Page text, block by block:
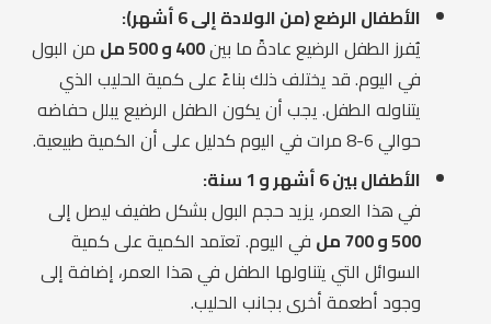
الأطفال الرضع (من الولادة إلى 6 أشهر):
يُفرز الطفل الرضيع عادةً ما بين400 و 500 مل
من البول
في اليوم. قد يختلف ذلك بناءً على كمية الحليب الذي
يتناوله الطفل. يجب أن يكون الطفل الرضيع يبلل حفاضه
حوالي 6-8 مرات في اليوم كدليل على أن الكمية طبيعية.
الأطفال بين 6 أشهر و 1 سنة:
في هذا العمر، يزيد حجم البول بشكل طفيف ليصل إلى
500 و 700 مل
في اليوم. تعتمد الكمية على كمية
السوائل التي يتناولها الطفل في هذا العمر، إضافة إلى
وجود أطعمة أخرى بجانب الحليب.